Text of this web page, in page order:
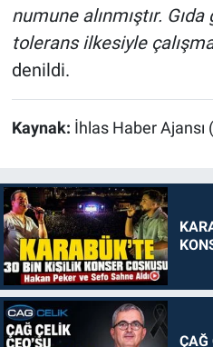
numune alınmıştır.
tolerans ilkesiyle
denildi.
Kaynak: İhlas Haber Ajansı
ÇAĞ